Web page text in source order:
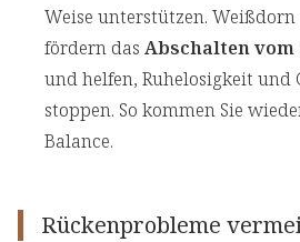
Weise unterstützen.
fördern das Abschalten vom
und helfen, Ruhelosigkeit und
stoppen. So kommen Sie
Balance.
Rückenprobleme